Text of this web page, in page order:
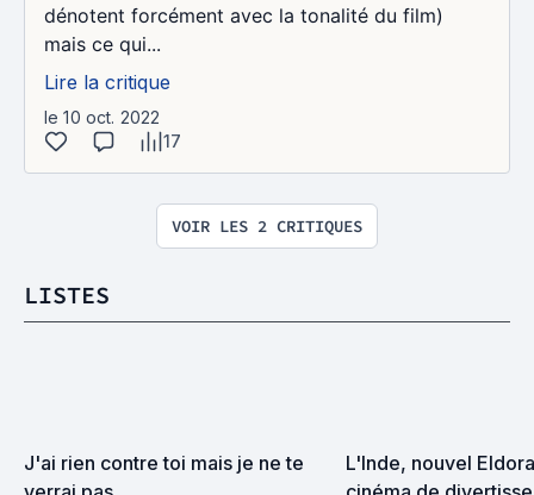
dénotent forcément avec la tonalité du film)
mais ce qui...
Lire la critique
le 10 oct. 2022
17
VOIR LES 2 CRITIQUES
LISTES
J'ai rien contre toi mais je ne te
L'Inde, nouvel